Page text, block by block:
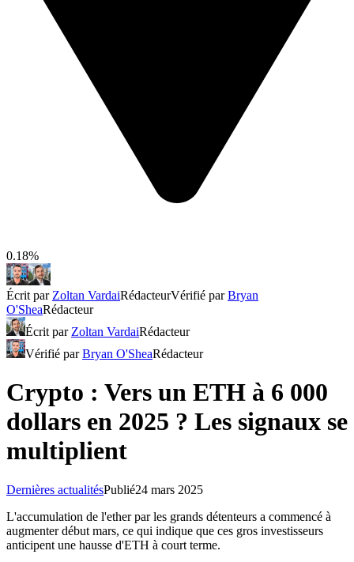
0.18%
Écrit par Zoltan VardaiRédacteurVérifié parBryan
O'SheaRédacteur
Écrit par Zoltan VardaiRédacteur
Vérifié parBryan O'SheaRédacteur
Crypto : Vers un ETH à 6 000
dollars en 2025 ? Les signaux se
multiplient
Dernières actualitésPublié24 mars 2025
L'accumulation de l'ether par les grands détenteurs a commencé à
augmenter début mars, ce qui indique que ces gros investisseurs
anticipent une hausse d'ETH à court terme.